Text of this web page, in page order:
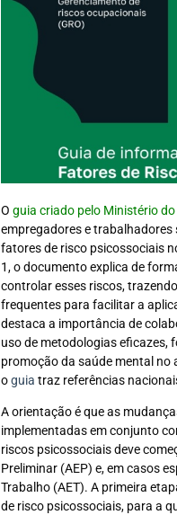
O guia criado pelo Ministério
empregadores e trabalhadores
fatores de risco psicossociais
1, o documento explica de
controlar esses riscos,
frequentes para facilitar a
destaca a importância de
uso de metodologias eficazes,
promoção da saúde mental no
oguia traz referências
A orientação é que as
implementadas em conjunto
riscos psicossociais deve
Preliminar (AEP) e, em casos
Trabalho (AET). A primeira
de risco psicossociais, para a